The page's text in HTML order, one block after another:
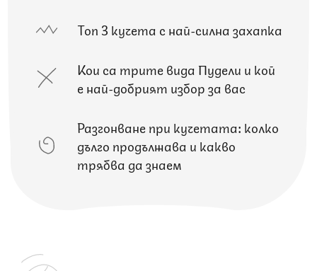
Топ 3 кучета с най-силна захапка
Кои са трите вида Пудели и кой
е най-добрият избор за вас
Разгонване при кучетата: колко
дълго продължава и какво
трябва да знаем